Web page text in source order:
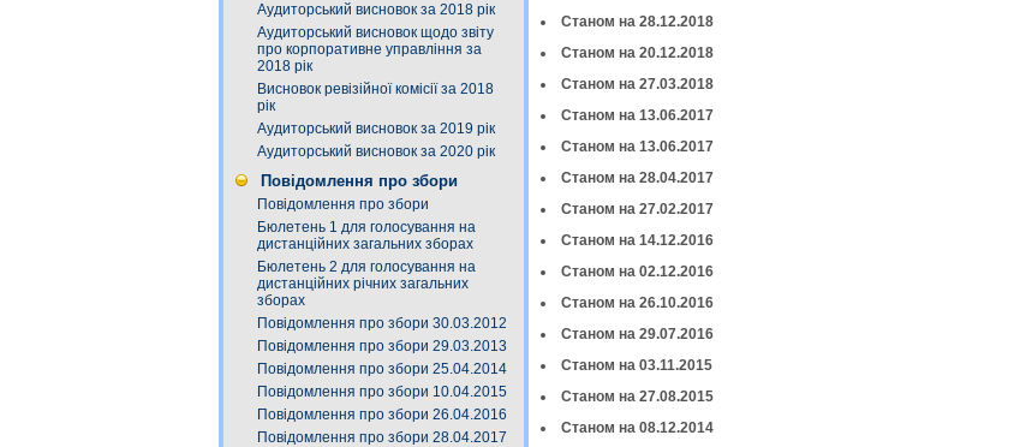
Аудиторський висновок за 2018 рік
Аудиторський висновок щодо звіту
про корпоративне управління за
2018 рік
Висновок ревізійної комісії за 2018
рік
Аудиторський висновок за 2019 рік
Аудиторський висновок за 2020 рік
Повідомлення про збори
Повідомлення про збори
Бюлетень 1 для голосування на
дистанційних загальних зборах
Бюлетень 2 для голосування на
дистанційних річних загальних
зборах
Повідомлення про збори 30.03.2012
Повідомлення про збори 29.03.2013
Повідомлення про збори 25.04.2014
Повідомлення про збори 10.04.2015
Повідомлення про збори 26.04.2016
Повідомлення про збори 28.04.2017
Станом на 28.12.2018
Станом на 20.12.2018
Станом на 27.03.2018
Станом на 13.06.2017
Станом на 13.06.2017
Станом на 28.04.2017
Станом на 27.02.2017
Станом на 14.12.2016
Станом на 02.12.2016
Станом на 26.10.2016
Станом на 29.07.2016
Станом на 03.11.2015
Станом на 27.08.2015
Станом на 08.12.2014